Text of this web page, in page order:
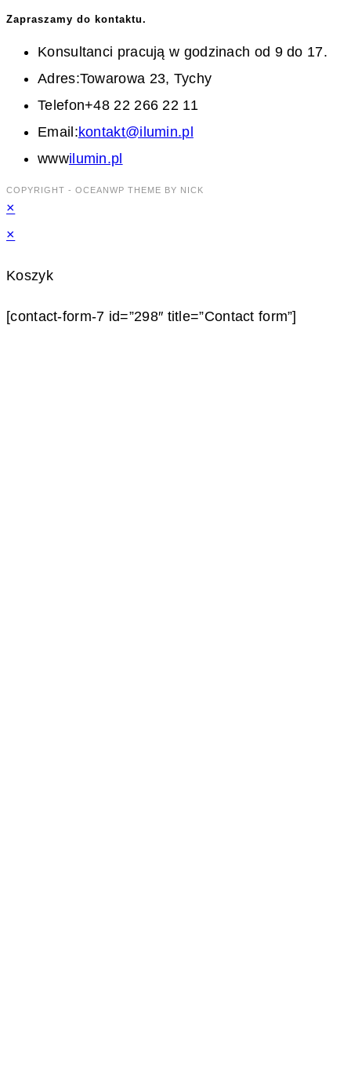
Zapraszamy do kontaktu.
Konsultanci pracują w godzinach od 9 do 17.
Adres:Towarowa 23, Tychy
Telefon+48 22 266 22 11
Email:kontakt@ilumin.plOpens
your
wwwilumin.pl
COPYRIGHT - OCEANWP THEME BY NICK
×
×
Koszyk
[contact-form-7 id=”298″ title=”Contact form”]